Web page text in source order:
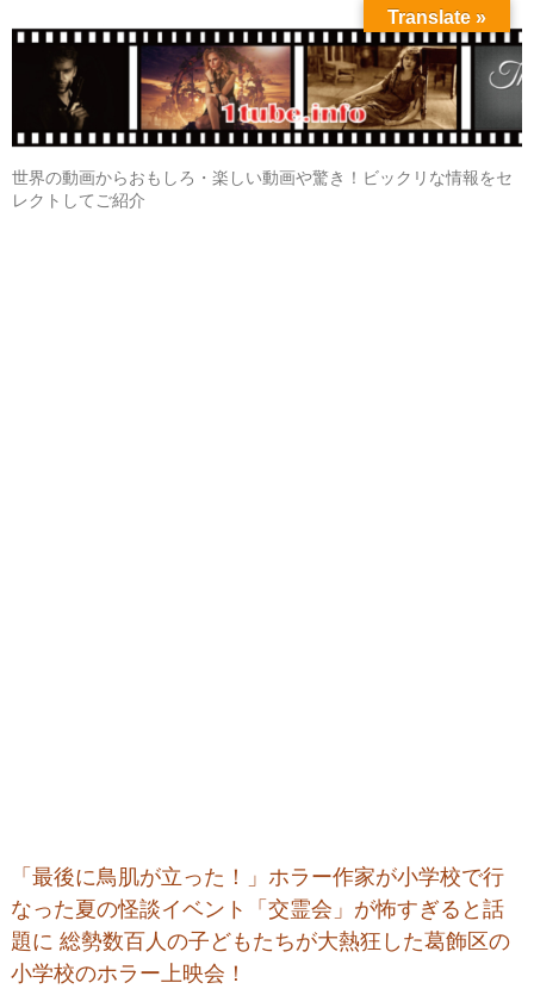
世界の動画からおもしろ・楽しい動画や驚き！ビックリな情報をセ
レクトしてご紹介
「最後に鳥肌が立った！」ホラー作家が小学校で行
なった夏の怪談イベント「交霊会」が怖すぎると話
題に 総勢数百人の子どもたちが大熱狂した葛飾区の
小学校のホラー上映会！
Translate »